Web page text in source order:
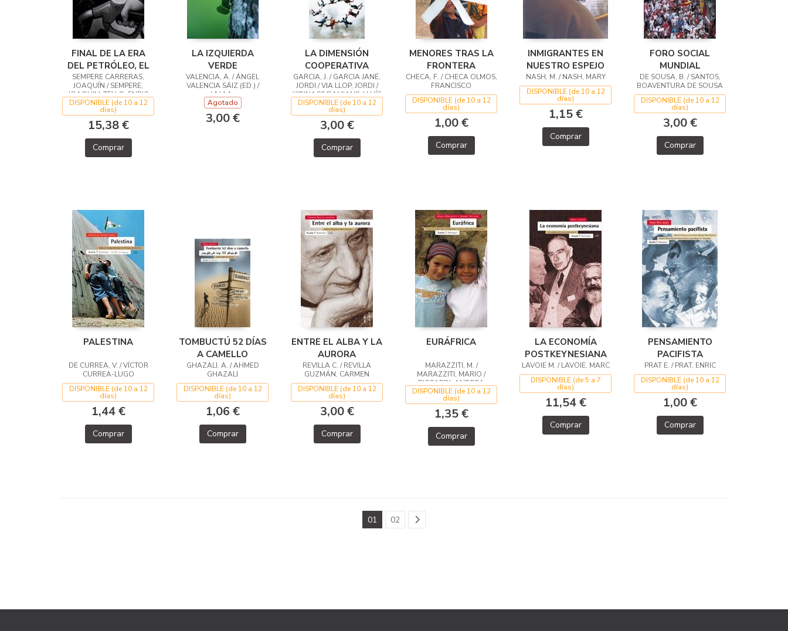
FINAL DE LA ERA
DEL PETRÓLEO, EL
SEMPERE CARRERAS,
JOAQUÍN / SEMPERE,
JOAQUIM ,TELLO, ENRIC
DISPONIBLE (de 10 a 12
días)
15,38 €
Comprar
LA IZQUIERDA
VERDE
VALENCIA, A. / ÁNGEL
VALENCIA SÁIZ (ED.) /
VV.AA.
Agotado
3,00 €
LA DIMENSIÓN
COOPERATIVA
GARCIA, J. / GARCIA JANÉ,
JORDI / VIA LLOP, JORDI /
XIRINACS DAMIANS, LLUÍS
MARIA
DISPONIBLE (de 10 a 12
días)
3,00 €
Comprar
MENORES TRAS LA
FRONTERA
CHECA, F. / CHECA OLMOS,
FRANCISCO
DISPONIBLE (de 10 a 12
días)
1,00 €
Comprar
INMIGRANTES EN
NUESTRO ESPEJO
NASH, M. / NASH, MARY
DISPONIBLE (de 10 a 12
días)
1,15 €
Comprar
FORO SOCIAL
MUNDIAL
DE SOUSA, B. / SANTOS,
BOAVENTURA DE SOUSA
DISPONIBLE (de 10 a 12
días)
3,00 €
Comprar
PALESTINA
DE CURREA, V. / VÍCTOR
CURREA-LUGO
DISPONIBLE (de 10 a 12
días)
1,44 €
Comprar
TOMBUCTÚ 52 DÍAS
A CAMELLO
GHAZALI, A. / AHMED
GHAZALI
DISPONIBLE (de 10 a 12
días)
1,06 €
Comprar
ENTRE EL ALBA Y LA
AURORA
REVILLA C. / REVILLA
GUZMÁN, CARMEN
DISPONIBLE (de 10 a 12
días)
3,00 €
Comprar
EURÁFRICA
MARAZZITI, M. /
MARAZZITI, MARIO /
RICCARDI, ANDREA
DISPONIBLE (de 10 a 12
días)
1,35 €
Comprar
LA ECONOMÍA
POSTKEYNESIANA
LAVOIE M. / LAVOIE, MARC
DISPONIBLE (de 5 a 7
días)
11,54 €
Comprar
PENSAMIENTO
PACIFISTA
PRAT E. / PRAT, ENRIC
DISPONIBLE (de 10 a 12
días)
1,00 €
Comprar
01 02